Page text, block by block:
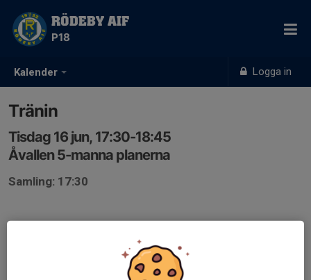
Kalender Logga in
RÖDEBY AIF
P18
Tränin
Tisdag 16 jun, 17:30-18:45
Åvallen 5-manna planerna
Samling: 17:30